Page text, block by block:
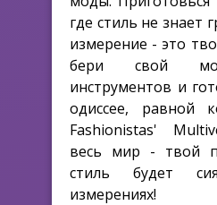
где стиль не знает
измерение - это
бери свой
инструментов и
одиссее, равной
Fashionistas'
весь мир - твой
стиль будет
измерениях!